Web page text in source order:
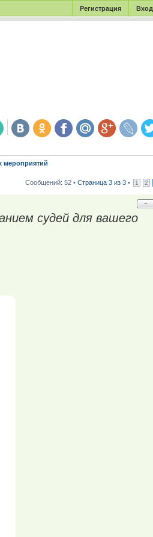
Вход
Регистрация
мероприятий
Сообщений: 52 • Страница 3 из 3 • 1 2
−
судей для вашего